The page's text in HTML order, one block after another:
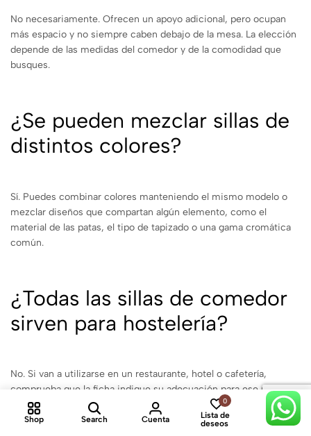
No necesariamente. Ofrecen un apoyo adicional, pero ocupan
más espacio y no siempre caben debajo de la mesa. La elección
depende de las medidas del comedor y de la comodidad que
busques.
¿Se pueden mezclar sillas de
distintos colores?
Sí. Puedes combinar colores manteniendo el mismo modelo o
mezclar diseños que compartan algún elemento, como el
material de las patas, el tipo de tapizado o una gama cromática
común.
¿Todas las sillas de comedor
sirven para hostelería?
No. Si van a utilizarse en un restaurante, hotel o cafetería,
comprueba que la ficha indique su adecuación para ese uso y
revisa las características técnicas del producto.
Shop Search Cuenta
0
Lista de
deseos
0
Cart